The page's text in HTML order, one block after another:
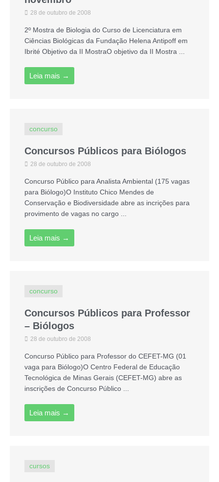
28 de outubro de 2008
2º Mostra de Biologia do Curso de Licenciatura em
Ciências Biológicas da Fundação Helena Antipoff em
Ibrité Objetivo da II MostraO objetivo da II Mostra ...
Leia mais →
concurso
Concursos Públicos para Biólogos
28 de outubro de 2008
Concurso Público para Analista Ambiental (175 vagas
para Biólogo)O Instituto Chico Mendes de
Conservação e Biodiversidade abre as incrições para
provimento de vagas no cargo ...
Leia mais →
concurso
Concursos Públicos para Professor
– Biólogos
28 de outubro de 2008
Concurso Público para Professor do CEFET-MG (01
vaga para Biólogo)O Centro Federal de Educação
Tecnológica de Minas Gerais (CEFET-MG) abre as
inscrições de Concurso Público ...
Leia mais →
cursos